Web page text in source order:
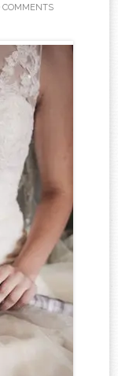
COMMENTS